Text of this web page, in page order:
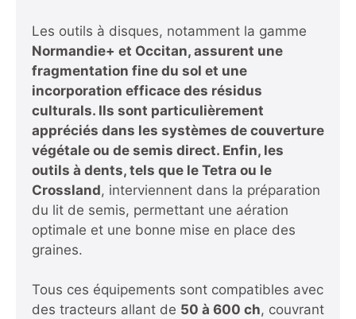
Les outils à disques, notamment la gamme
Normandie+ et Occitan, assurent une
fragmentation fine du sol et une
incorporation efficace des résidus
culturals. Ils sont particulièrement
appréciés dans les systèmes de couverture
végétale ou de semis direct. Enfin, les
outils à dents, tels que le Tetra ou le
Crossland, interviennent dans la préparation
du lit de semis, permettant une aération
optimale et une bonne mise en place des
graines.
Tous ces équipements sont compatibles avec
des tracteurs allant de 50 à 600 ch, couvrant